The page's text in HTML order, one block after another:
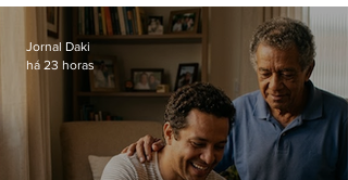
Hospital do Andaraí
Jornal Daki
há 23 horas